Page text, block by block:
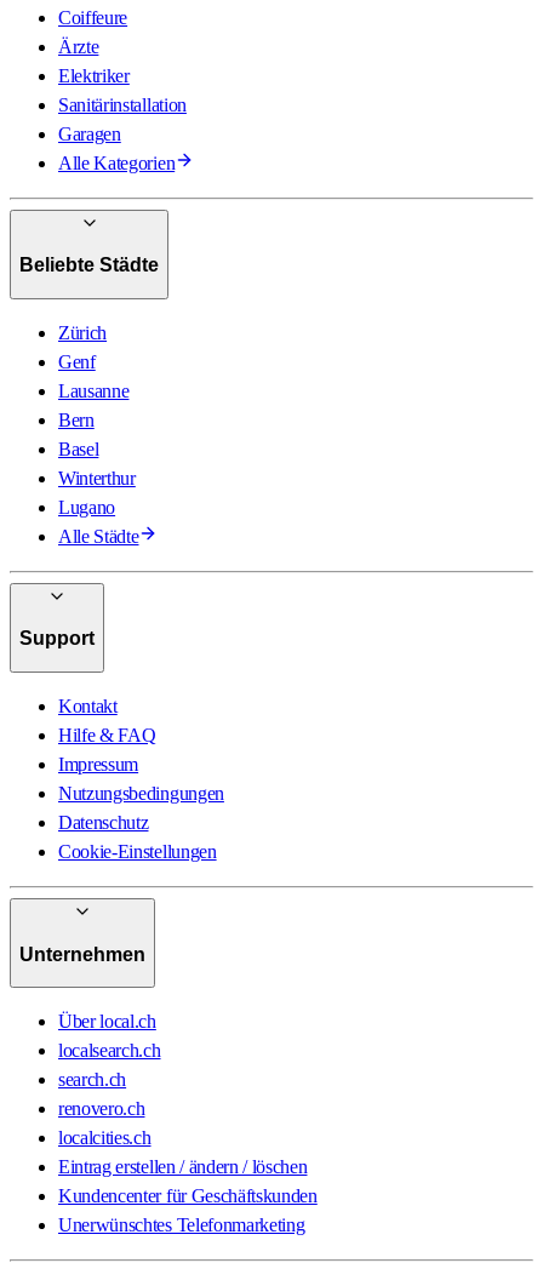
Coiffeure
Ärzte
Elektriker
Sanitärinstallation
Garagen
Alle Kategorien
Beliebte Städte
Zürich
Genf
Lausanne
Bern
Basel
Winterthur
Lugano
Alle Städte
Support
Kontakt
Hilfe & FAQ
Impressum
Nutzungsbedingungen
Datenschutz
Cookie-Einstellungen
Unternehmen
Über local.ch
localsearch.ch
search.ch
renovero.ch
localcities.ch
Eintrag erstellen / ändern / löschen
Kundencenter für Geschäftskunden
Unerwünschtes Telefonmarketing